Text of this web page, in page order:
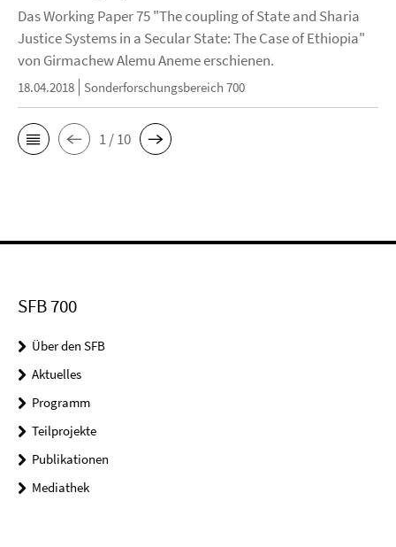
Das Working Paper 75 "The coupling of State and Sharia
Justice Systems in a Secular State: The Case of Ethiopia"
von Girmachew Alemu Aneme erschienen.
18.04.2018 Sonderforschungsbereich 700
1 / 10
SFB 700
Über den SFB
Aktuelles
Programm
Teilprojekte
Publikationen
Mediathek